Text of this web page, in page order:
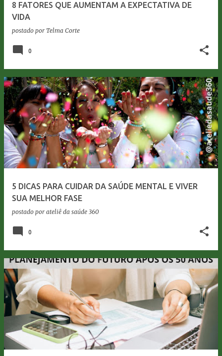
8 FATORES QUE AUMENTAM A EXPECTATIVA DE
VIDA
postado por Telma Corte
0
5 DICAS PARA CUIDAR DA SAÚDE MENTAL E VIVER
SUA MELHOR FASE
postado por ateliê da saúde 360
0